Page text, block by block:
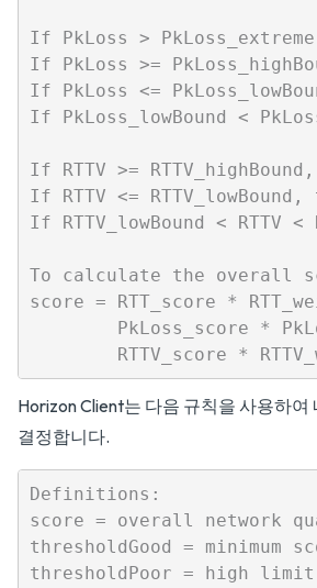
If PkLoss >
If PkLoss >=
If PkLoss <=
If PkLoss_lowBound <
If RTTV >=
If RTTV <=
If RTTV_lowBound < RTTV
To calculate the overall
score = RTT_score *
PkLoss_score *
Horizon Client는 다음 규칙을 사용하여
결정합니다.
Definitions:
score = overall network
thresholdGood = minimum
thresholdPoor = high